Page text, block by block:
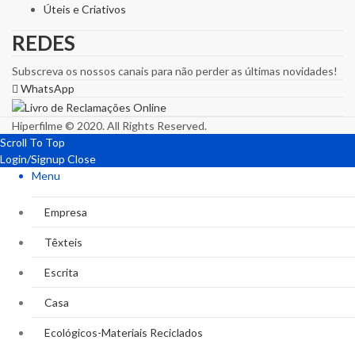
Úteis e Criativos
REDES
Subscreva os nossos canais para não perder as últimas novidades!
WhatsApp
Hiperfilme © 2020. All Rights Reserved.
Scroll To Top
Login/Signup Close
Menu
Empresa
Têxteis
Escrita
Casa
Ecológicos-Materiais Reciclados